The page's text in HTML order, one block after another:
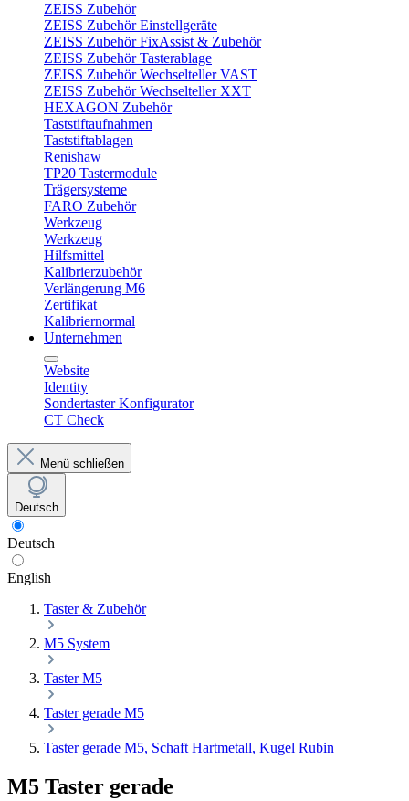
ZEISS Zubehör
ZEISS Zubehör Einstellgeräte
ZEISS Zubehör FixAssist & Zubehör
ZEISS Zubehör Tasterablage
ZEISS Zubehör Wechselteller VAST
ZEISS Zubehör Wechselteller XXT
HEXAGON Zubehör
Taststiftaufnahmen
Taststiftablagen
Renishaw
TP20 Tastermodule
Trägersysteme
FARO Zubehör
Werkzeug
Werkzeug
Hilfsmittel
Kalibrierzubehör
Verlängerung M6
Zertifikat
Kalibriernormal
Unternehmen
Website
Identity
Sondertaster Konfigurator
CT Check
Menü schließen
Deutsch
Deutsch
English
Taster & Zubehör
M5 System
Taster M5
Taster gerade M5
Taster gerade M5, Schaft Hartmetall, Kugel Rubin
M5 Taster gerade